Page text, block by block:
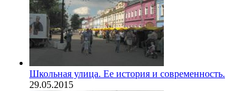
Школьная улица. Ее история и современность.
29.05.2015